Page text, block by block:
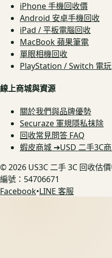
iPhone 手機回收價
Android 安卓手機回收
iPad / 平板電腦回收
MacBook 蘋果筆電
單眼相機回收
PlayStation / Switch 電玩
線上商城與資源
關於我們與品牌優勢
Securaze 軍規隱私抹除
回收常見問答 FAQ
蝦皮商城 ➔USD 二手3C
©2026 US3C 二手 3C 回收估
編號：54706671
Facebook•LINE 客服